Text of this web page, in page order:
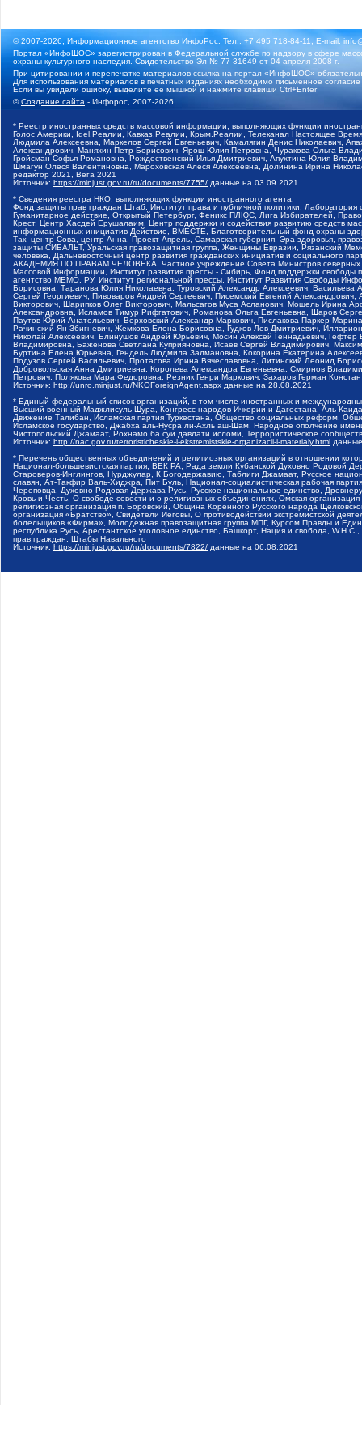
© 2007-2026, Информационное агентство ИнфоРос. Тел.: +7 495 718-84-11, E-mail:
Портал «ИнфоШОС» зарегистрирован в Федеральной службе по надзору в сфере
охраны культурного наследия. Свидетельство Эл № 77-31649 от 04 апреля 2008 г.
При цитировании и перепечатке материалов ссылка на портал «ИнфоШОС»
Для использования материалов в печатных изданиях необходимо письменное
Если вы увидели ошибку, выделите ее мышкой и нажмите клавиши Ctrl+Enter
©Создание сайта - Инфорос, 2007-2026
* Реестр иностранных средств массовой информации, выполняющих функции
Голос Америки, Idel.Реалии, Кавказ.Реалии, Крым.Реалии, Телеканал Настоящее
Людмила Алексеевна, Маркелов Сергей Евгеньевич, Камалягин Денис Николаевич,
Александрович, Маняхин Петр Борисович, Ярош Юлия Петровна, Чуракова Ольга
Гройсман Софья Романовна, Рождественский Илья Дмитриевич, Апухтина Юлия
Шмагун Олеся Валентиновна, Мароховская Алеся Алексеевна, Долинина Ирина
редактор 2021, Вега 2021
Источник: https://minjust.gov.ru/ru/documents/7755/ данные на 03.09.2021
* Сведения реестра НКО, выполняющих функции иностранного агента:
Фонд защиты прав граждан Штаб, Институт права и публичной политики,
Гуманитарное действие, Открытый Петербург, Феникс ПЛЮС, Лига Избирателей,
Крест, Центр Хасдей Ерушалаим, Центр поддержки и содействия развитию средств
информационных инициатив Действие, ВМЕСТЕ, Благотворительный фонд охраны
Так, центр Сова, центр Анна, Проект Апрель, Самарская губерния, Эра здоровья,
защиты СИБАЛЬТ, Уральская правозащитная группа, Женщины Евразии, Рязанский
человека, Дальневосточный центр развития гражданских инициатив и социального
АКАДЕМИЯ ПО ПРАВАМ ЧЕЛОВЕКА, Частное учреждение Совета Министров северных
Массовой Информации, Институт развития прессы - Сибирь, Фонд поддержки
агентство МЕМО. РУ, Институт региональной прессы, Институт Развития Свободы
Борисовна, Таранова Юлия Николаевна, Туровский Александр Алексеевич,
Сергей Георгиевич, Пивоваров Андрей Сергеевич, Писемский Евгений
Викторович, Шарипков Олег Викторович, Мальсагов Муса Асланович, Мошель Ирина
Александровна, Исламов Тимур Рифгатович, Романова Ольга Евгеньевна, Щаров
Паутов Юрий Анатольевич, Верховский Александр Маркович, Пислакова-Паркер
Рачинский Ян Збигневич, Жемкова Елена Борисовна, Гудков Лев Дмитриевич,
Николай Алексеевич, Блинушов Андрей Юрьевич, Мосин Алексей Геннадьевич,
Владимировна, Баженова Светлана Куприяновна, Исаев Сергей Владимирович,
Буртина Елена Юрьевна, Гендель Людмила Залмановна, Кокорина Екатерина
Подузов Сергей Васильевич, Протасова Ирина Вячеславовна, Литинский Леонид
Добровольская Анна Дмитриевна, Королева Александра Евгеньевна, Смирнов
Петрович, Полякова Мара Федоровна, Резник Генри Маркович, Захаров Герман
Источник: http://unro.minjust.ru/NKOForeignAgent.aspx данные на 28.08.2021
* Единый федеральный список организаций, в том числе иностранных и
Высший военный Маджлисуль Шура, Конгресс народов Ичкерии и Дагестана, Аль-
Движение Талибан, Исламская партия Туркестана, Общество социальных реформ,
Исламское государство, Джабха аль-Нусра ли-Ахль аш-Шам, Народное ополчение
Чистопольский Джамаат, Рохнамо ба суи давлати исломи, Террористическое
Источник: http://nac.gov.ru/terroristicheskie-i-ekstremistskie-organizacii-i-materialy.html
* Перечень общественных объединений и религиозных организаций в отношении
Национал-большевистская партия, ВЕК РА, Рада земли Кубанской Духовно Родовой
Староверов-Инглингов, Нурджулар, К Богодержавию, Таблиги Джамаат, Русское
славян, Ат-Такфир Валь-Хиджра, Пит Буль, Национал-социалистическая рабочая
Череповца, Духовно-Родовая Держава Русь, Русское национальное единство,
Кровь и Честь, О свободе совести и о религиозных объединениях, Омская
религиозная организация п. Боровский, Община Коренного Русского народа
организация «Братство», Свидетели Иеговы, О противодействии экстремистской
болельщиков «Фирма», Молодежная правозащитная группа МПГ, Курсом Правды и
республика Русь, Арестантское уголовное единство, Башкорт, Нация и свобода,
прав граждан, Штабы Навального
Источник: https://minjust.gov.ru/ru/documents/7822/ данные на 06.08.2021